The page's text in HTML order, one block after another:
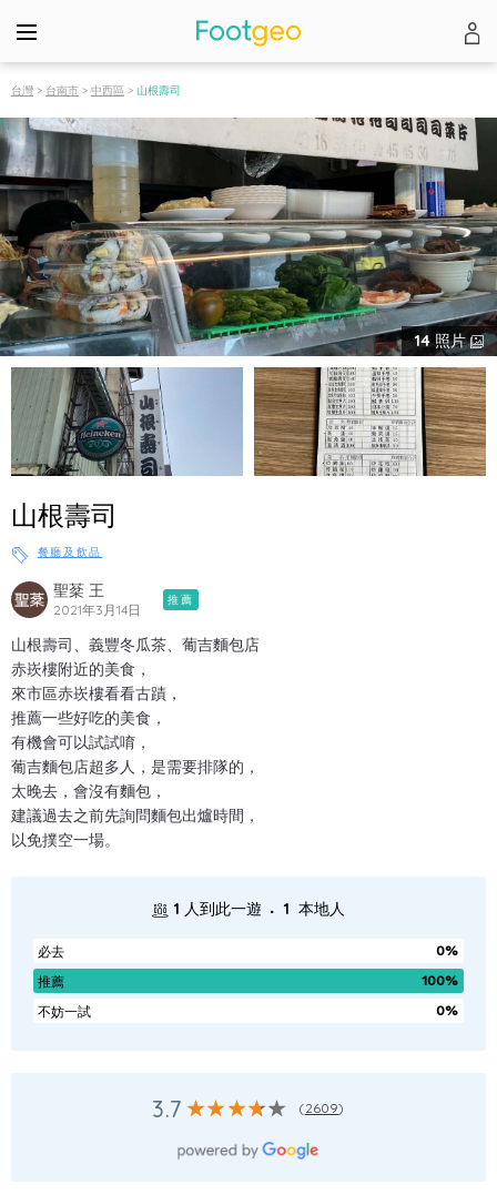
台灣 > 台南市 > 中西區 > 山根壽司
14照片
山根壽司
餐廳及飲品
聖棻 王
2021年3月14日
推薦
山根壽司、義豐冬瓜茶、葡吉麵包店
赤崁樓附近的美食，
來市區赤崁樓看看古蹟，
推薦一些好吃的美食，
有機會可以試試唷，
葡吉麵包店超多人，是需要排隊的，
太晚去，會沒有麵包，
建議過去之前先詢問麵包出爐時間，
以免撲空一場。
1 人到此一遊 . 1 本地人
必去
0%
推薦
100%
不妨一試
0%
3.7 (2609)